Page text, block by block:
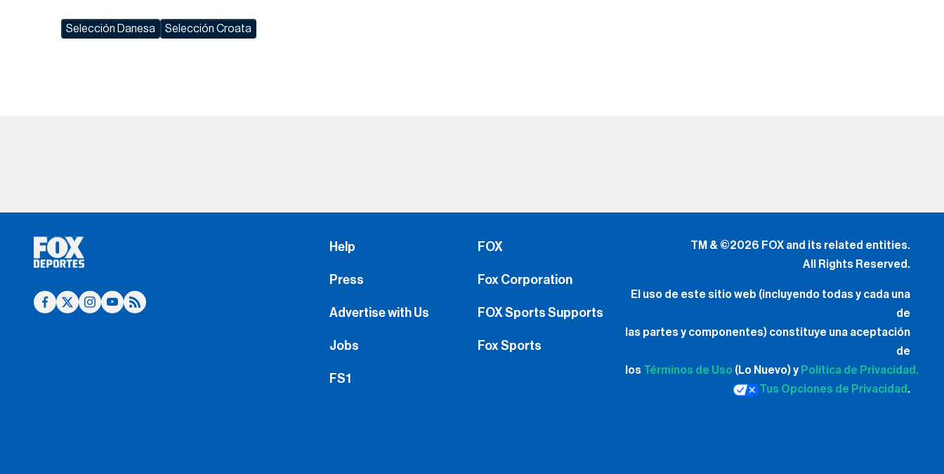
Selección Danesa Selección Croata
Press
Advertise with Us
Jobs
FS1
Fox Corporation
FOX Sports Supports
Fox Sports
de
las partes y componentes) constituye una aceptación
Política de Privacidad.
Tus Opciones de Privacidad